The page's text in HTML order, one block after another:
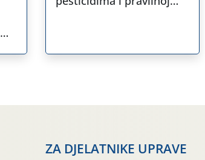
ZA DJELATNIKE UPRAVE